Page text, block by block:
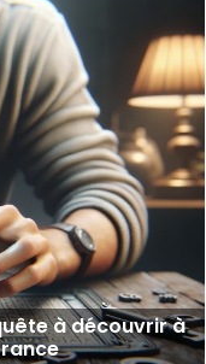
à découvrir à